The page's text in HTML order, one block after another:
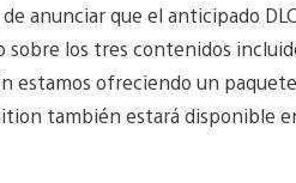
anunciar que el anticipado
sobre los tres contenidos
estamos ofreciendo un
también estará disponible